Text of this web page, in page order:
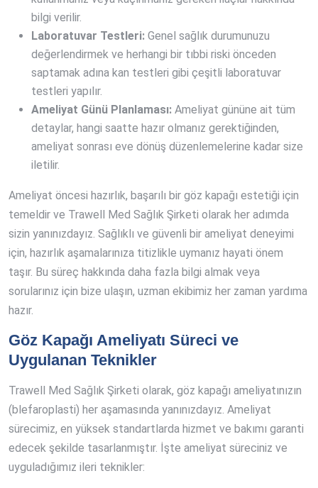
bilgi verilir.
Laboratuvar Testleri: Genel sağlık durumunuzu
değerlendirmek ve herhangi bir tıbbi riski önceden
saptamak adına kan testleri gibi çeşitli laboratuvar
testleri yapılır.
Ameliyat Günü Planlaması: Ameliyat gününe ait tüm
detaylar, hangi saatte hazır olmanız gerektiğinden,
ameliyat sonrası eve dönüş düzenlemelerine kadar size
iletilir.
Ameliyat öncesi hazırlık, başarılı bir göz kapağı estetiği için
temeldir ve Trawell Med Sağlık Şirketi olarak her adımda
sizin yanınızdayız. Sağlıklı ve güvenli bir ameliyat deneyimi
için, hazırlık aşamalarınıza titizlikle uymanız hayati önem
taşır. Bu süreç hakkında daha fazla bilgi almak veya
sorularınız için bize ulaşın, uzman ekibimiz her zaman yardıma
hazır.
Göz Kapağı Ameliyatı Süreci ve
Uygulanan Teknikler
Trawell Med Sağlık Şirketi olarak, göz kapağı ameliyatınızın
(blefaroplasti) her aşamasında yanınızdayız. Ameliyat
sürecimiz, en yüksek standartlarda hizmet ve bakımı garanti
edecek şekilde tasarlanmıştır. İşte ameliyat süreciniz ve
uyguladığımız ileri teknikler: